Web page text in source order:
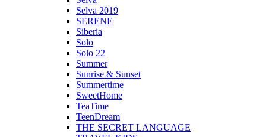
Selva 2019
SERENE
Siberia
Solo
Solo 22
Summer
Sunrise & Sunset
Summertime
SweetHome
TeaTime
TeenDream
THE SECRET LANGUAGE